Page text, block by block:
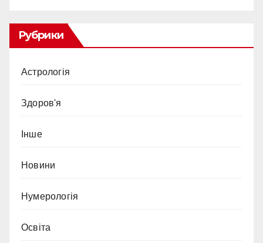
Рубрики
Астрологія
Здоров'я
Інше
Новини
Нумерологія
Освіта